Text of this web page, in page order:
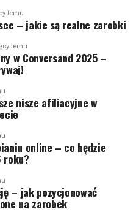
temu
– jakie są realne zarobki
temu
w Conversand 2025 –
nisze afiliacyjne w
online – co będzie
roku?
– jak pozycjonować
na zarobek